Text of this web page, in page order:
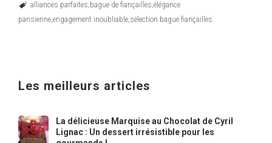
alliances parfaites bague de fiançailles élégance
parisienne engagement inoubliable sélection bague fiançailles
Les meilleurs articles
La délicieuse Marquise au Chocolat de Cyril
Lignac : Un dessert irrésistible pour les